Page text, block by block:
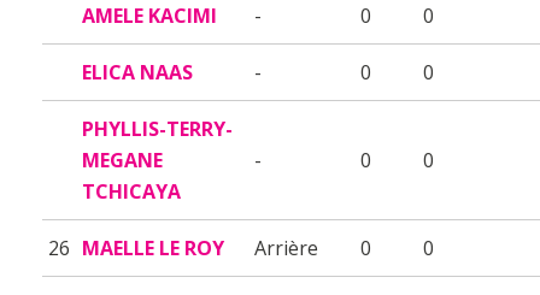
AMELE KACIMI - 0 0
ELICA NAAS - 0 0
PHYLLIS-TERRY-
MEGANE
TCHICAYA
- 0 0
26 MAELLE LE ROY Arrière 0 0